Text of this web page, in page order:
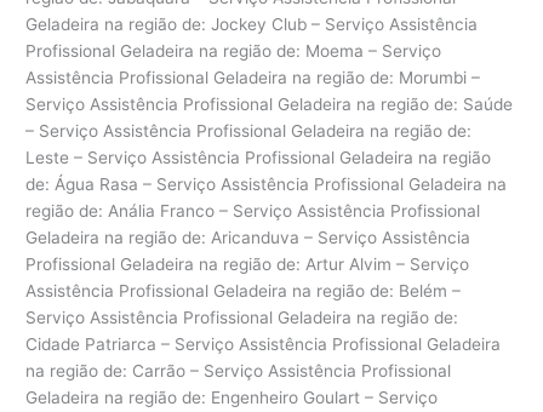
Geladeira na região de: Jockey Club – Serviço Assistência
Profissional Geladeira na região de: Moema – Serviço
Assistência Profissional Geladeira na região de: Morumbi –
Serviço Assistência Profissional Geladeira na região de: Saúde
– Serviço Assistência Profissional Geladeira na região de:
Leste – Serviço Assistência Profissional Geladeira na região
de: Água Rasa – Serviço Assistência Profissional Geladeira na
região de: Anália Franco – Serviço Assistência Profissional
Geladeira na região de: Aricanduva – Serviço Assistência
Profissional Geladeira na região de: Artur Alvim – Serviço
Assistência Profissional Geladeira na região de: Belém –
Serviço Assistência Profissional Geladeira na região de:
Cidade Patriarca – Serviço Assistência Profissional Geladeira
na região de: Carrão – Serviço Assistência Profissional
Geladeira na região de: Engenheiro Goulart – Serviço